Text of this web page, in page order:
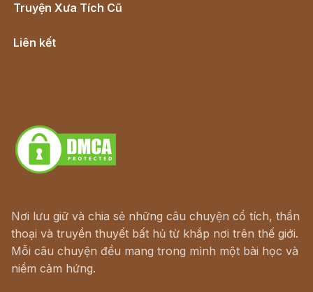
Truyện Xưa Tích Cũ
Liên kết
Nơi lưu giữ và chia sẻ những câu chuyện cổ tích, thần
thoại và truyền thuyết bất hủ từ khắp nơi trên thế giới.
Mỗi câu chuyện đều mang trong mình một bài học và
niềm cảm hứng.